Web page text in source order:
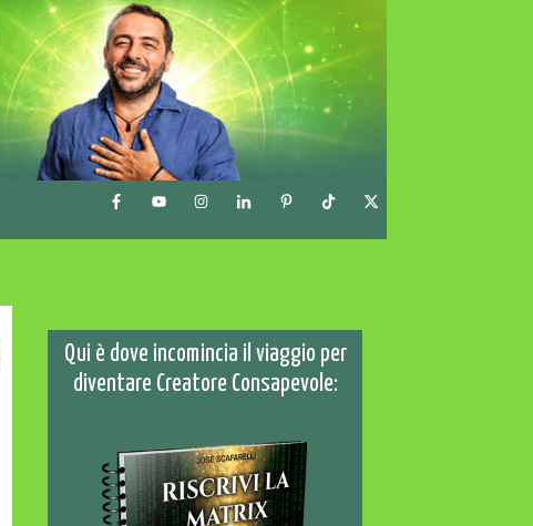
Qui è dove incomincia il viaggio per
diventare Creatore Consapevole: